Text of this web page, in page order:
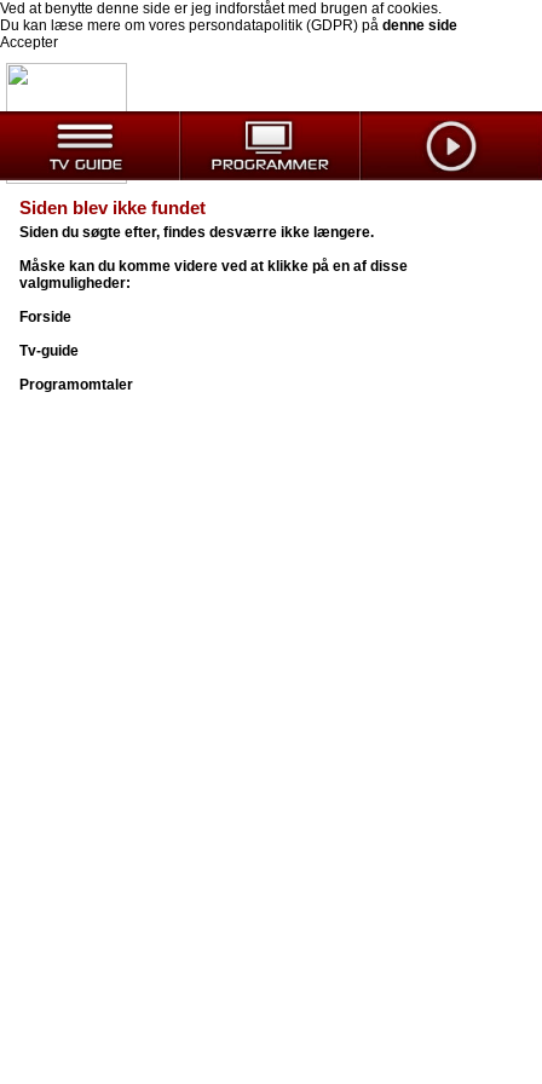
Ved at benytte denne side er jeg indforstået med brugen af cookies.
Du kan læse mere om vores persondatapolitik (GDPR) på denne side
Accepter
Siden blev ikke fundet
Siden du søgte efter, findes desværre ikke længere.
Måske kan du komme videre ved at klikke på en af disse
valgmuligheder:
Forside
Tv-guide
Programomtaler